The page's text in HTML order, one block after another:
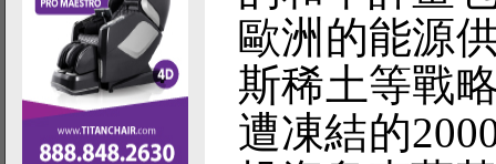
歐洲的能源
斯稀土等戰
遭凍結的